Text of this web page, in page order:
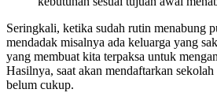
Seringkali, ketika sudah rutin menabung
mendadak misalnya ada keluarga yang
yang membuat kita terpaksa untuk
Hasilnya, saat akan mendaftarkan
belum cukup.